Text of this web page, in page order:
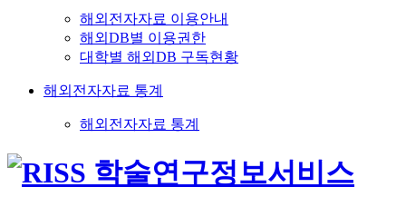
해외전자자료 이용안내
해외DB별 이용권한
대학별 해외DB 구독현황
해외전자자료 통계
해외전자자료 통계